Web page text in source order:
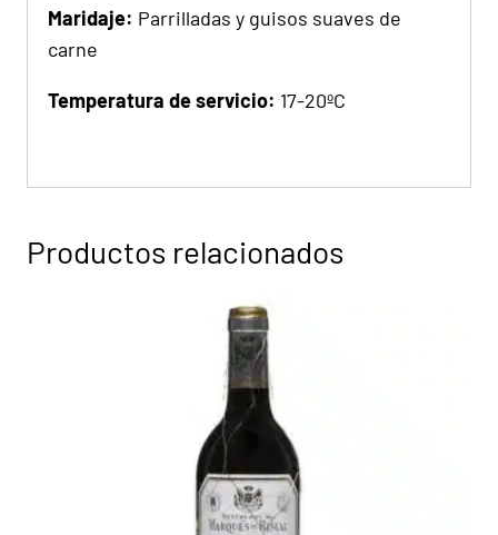
Maridaje: Parrilladas y guisos suaves de
carne
Temperatura de servicio: 17-20ºC
Productos relacionados